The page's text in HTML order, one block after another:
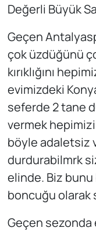
Değerli Büyük
Geçen
çok üzdüğünü
kırıklığını
evimizdeki
seferde 2 tane
vermek
böyle adaletsiz
durdurabilmrk
elinde. Biz bunu
boncuğu olarak
Geçen